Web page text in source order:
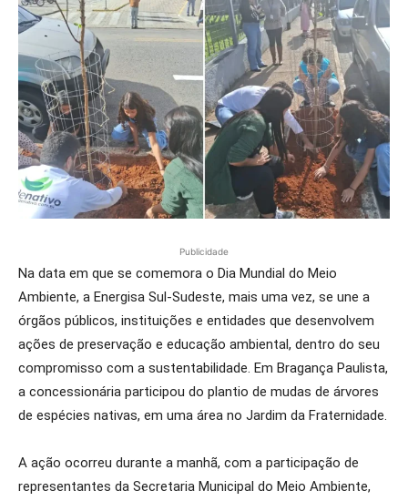
Publicidade
Na data em que se comemora o Dia Mundial do Meio
Ambiente, a Energisa Sul-Sudeste, mais uma vez, se une a
órgãos públicos, instituições e entidades que desenvolvem
ações de preservação e educação ambiental, dentro do seu
compromisso com a sustentabilidade. Em Bragança Paulista,
a concessionária participou do plantio de mudas de árvores
de espécies nativas, em uma área no Jardim da Fraternidade.
A ação ocorreu durante a manhã, com a participação de
representantes da Secretaria Municipal do Meio Ambiente,